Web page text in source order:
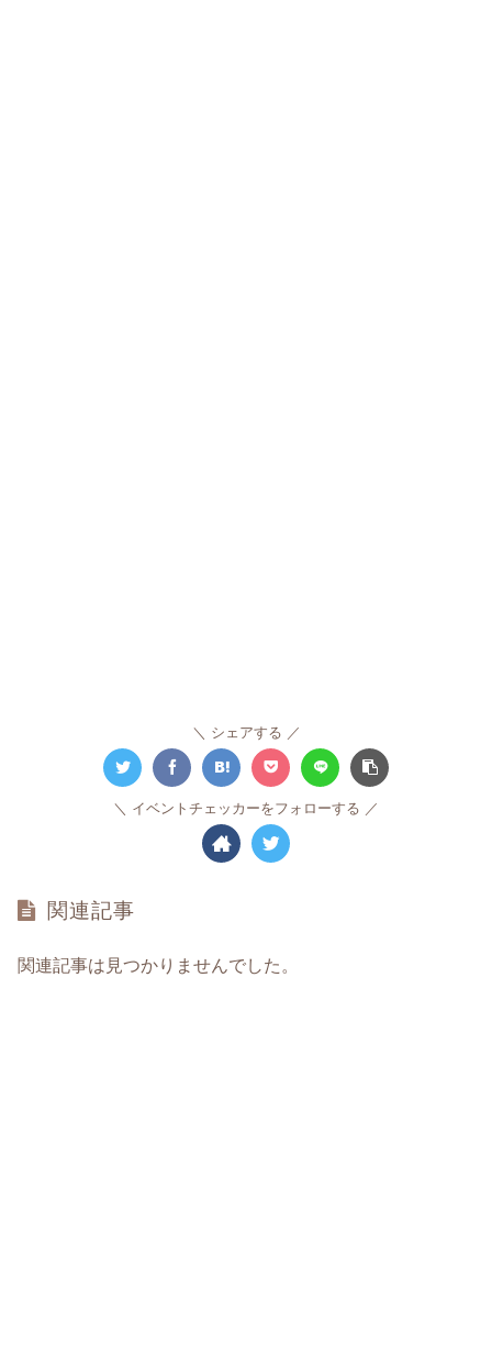
シェアする
イベントチェッカーをフォローする
関連記事
関連記事は見つかりませんでした。